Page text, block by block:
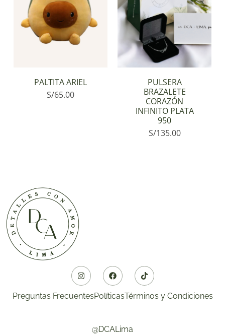
PALTITA ARIEL
S/65.00
PULSERA
BRAZALETE
CORAZÓN
INFINITO PLATA
950
S/135.00
Preguntas FrecuentesPolíticasTérminos y Condiciones
@DCALima